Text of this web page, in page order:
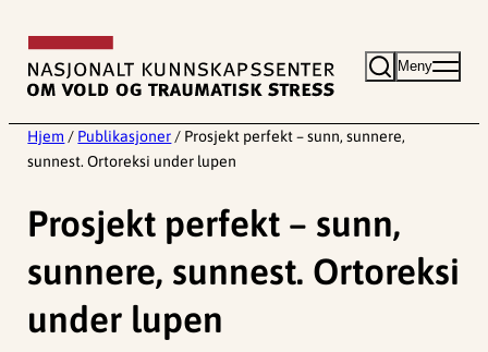
innhold
Meny
Hjem / Publikasjoner / Prosjekt perfekt – sunn, sunnere,
sunnest. Ortoreksi under lupen
Prosjekt perfekt – sunn,
sunnere, sunnest. Ortoreksi
under lupen